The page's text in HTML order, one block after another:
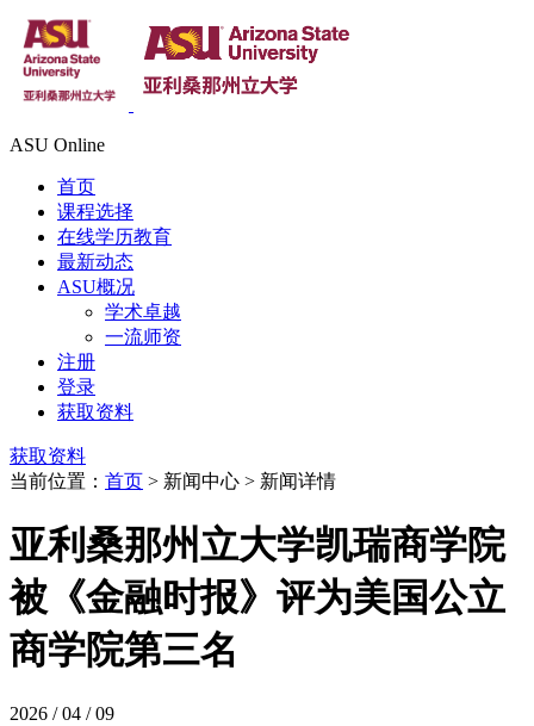
ASU Online
首页
课程选择
在线学历教育
最新动态
ASU概况
学术卓越
一流师资
注册
登录
获取资料
获取资料
当前位置： 首页 > 新闻中心 > 新闻详情
亚利桑那州立大学凯瑞商学院
被《金融时报》评为美国公立
商学院第三名
2026 / 04 / 09